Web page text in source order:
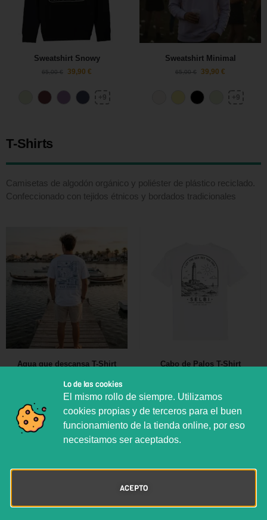
Sweatshirt Snowy
65,00€ 39,90 €
Sweatshirt Minimal
65,00€ 39,90 €
T-Shirts
Camisetas de algodón orgánico y poliéster de plástico reciclado.
Confeccionado con tejidos étnicos y bordados tradicionales
Agua que descansa T-Shirt
+12
Cabo de Palos T-Shirt
Lo de las cookies
El mismo rollo de siempre. Utilizamos
cookies propias y de terceros para el buen
funcionamiento de la tienda online, por eso
necesitamos ser aceptados.
ACEPTO